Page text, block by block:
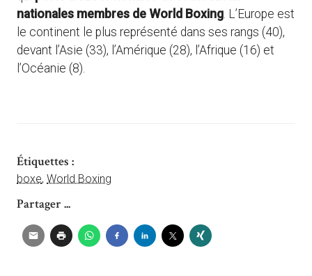
nationales membres de World Boxing . L’Europe est
le continent le plus représenté dans ses rangs (40),
devant l’Asie (33), l’Amérique (28), l’Afrique (16) et
l’Océanie (8).
Étiquettes :
boxe, World Boxing
Partager ...